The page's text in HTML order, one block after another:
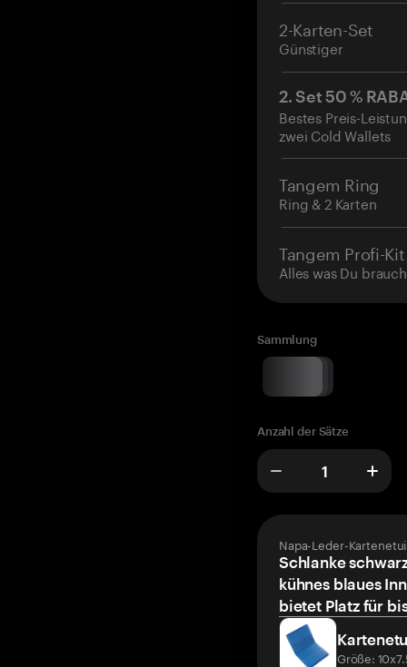
2-Karten-Set
Günstiger
2. Set 50 %
Bestes Preis-
zwei Cold Wallets
Tangem Ring
Ring & 2 Karten
Tangem Profi-Kit
Alles was Du
Sammlung
Anzahl der Sätze
Napa-Leder-
Schlanke
kühnes blaues
bietet Platz für
Größe: